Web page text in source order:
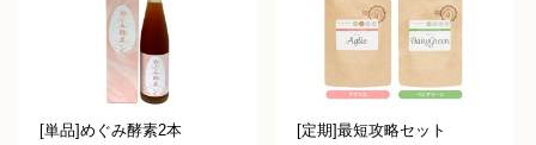
[単品]めぐみ酵素2本 [定期]最短攻略セット